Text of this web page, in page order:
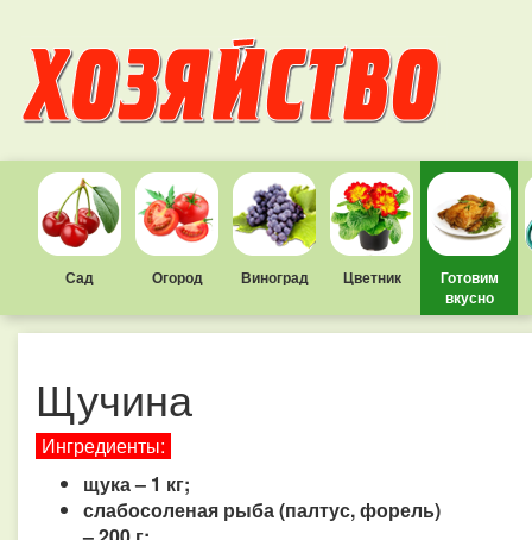
Сад Огород Виноград Цветник
Готовим
вкусно
Щучина
Ингредиенты:
щука – 1 кг;
слабосоленая рыба (палтус, форель)